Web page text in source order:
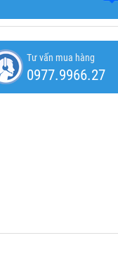
Tư vấn mua hàng
0977.9966.27